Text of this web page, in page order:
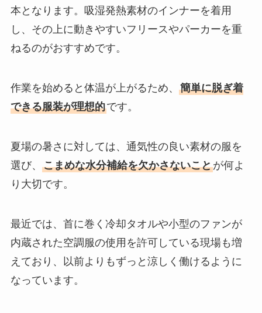
本となります。吸湿発熱素材のインナーを着用
し、その上に動きやすいフリースやパーカーを重
ねるのがおすすめです。
作業を始めると体温が上がるため、 簡単に脱ぎ着
できる服装が理想的です。
夏場の暑さに対しては、通気性の良い素材の服を
選び、 こまめな水分補給を欠かさないことが何よ
り大切です。
最近では、首に巻く冷却タオルや小型のファンが
内蔵された空調服の使用を許可している現場も増
えており、以前よりもずっと涼しく働けるように
なっています。